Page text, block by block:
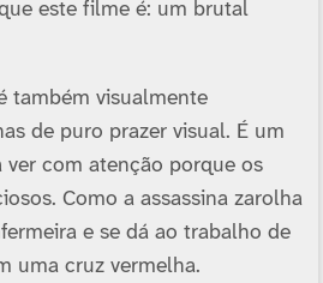
este filme é: um brutal
também visualmente
de puro prazer visual. É um
ver com atenção porque os
Como a assassina zarolha
e se dá ao trabalho de
uma cruz vermelha.